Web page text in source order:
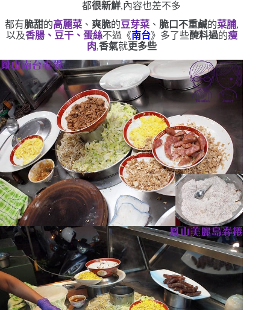
都很新鮮,內容也差不多
都有脆甜的高麗菜、 爽脆的豆芽菜、 脆口不重鹹的菜脯,
以及香腸、豆干、蛋絲不過《南台》多了些醃料過的瘦
肉,香氣就更多些